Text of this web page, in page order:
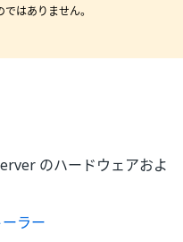
はありません。
のハードウェアおよ
ラー